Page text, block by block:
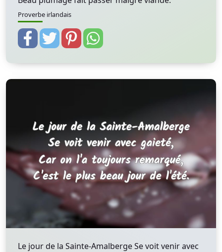
Proverbe irlandais
Le jour de la Sainte-Amalberge Se voit venir avec